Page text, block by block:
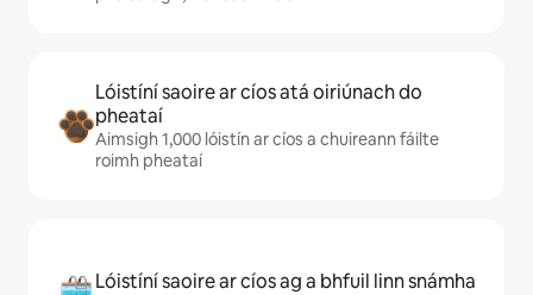
Lóistíní saoire ar cíos atá oiriúnach do
pheataí
Aimsigh 1,000 lóistín ar cíos a chuireann fáilte
roimh pheataí
Lóistíní saoire ar cíos ag a bhfuil linn snámha